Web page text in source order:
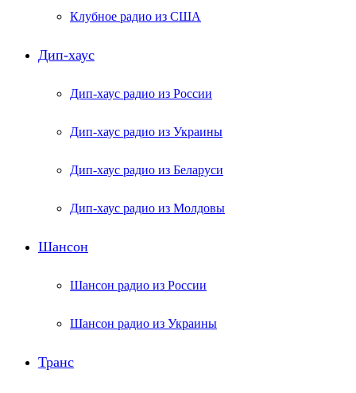
Клубное радио из США
Дип-хаус
Дип-хаус радио из России
Дип-хаус радио из Украины
Дип-хаус радио из Беларуси
Дип-хаус радио из Молдовы
Шансон
Шансон радио из России
Шансон радио из Украины
Транс